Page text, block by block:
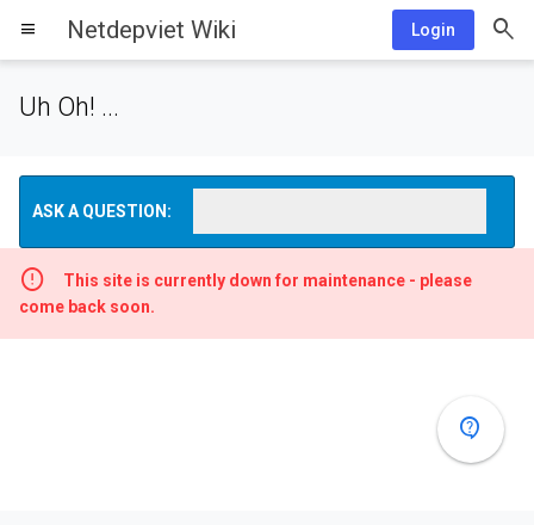
menu Netdepviet Wiki Login
Uh Oh! ...
ASK A QUESTION:
This site is currently down for maintenance - please
come back soon.